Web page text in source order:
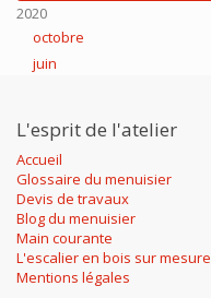
2020
octobre
juin
L'esprit de l'atelier
Accueil
Glossaire du menuisier
Devis de travaux
Blog du menuisier
Main courante
L'escalier en bois sur mesure
Mentions légales